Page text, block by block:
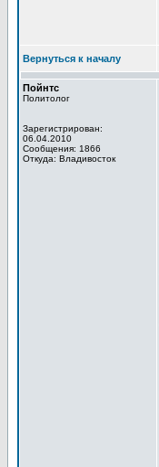
Вернуться к началу
Пойнтс
Политолог
Зарегистрирован:
06.04.2010
Сообщения: 1866
Откуда: Владивосток